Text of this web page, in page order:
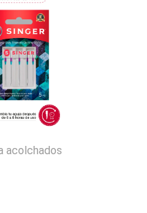
acolchados